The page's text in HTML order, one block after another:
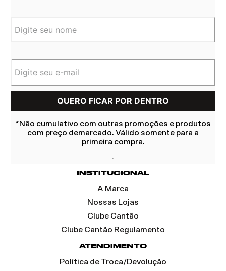
*Não cumulativo com outras promoções e produtos
com preço demarcado. Válido somente para a
primeira compra.
INSTITUCIONAL
A Marca
Nossas Lojas
Clube Cantão
Clube Cantão Regulamento
ATENDIMENTO
Política de Troca/Devolução